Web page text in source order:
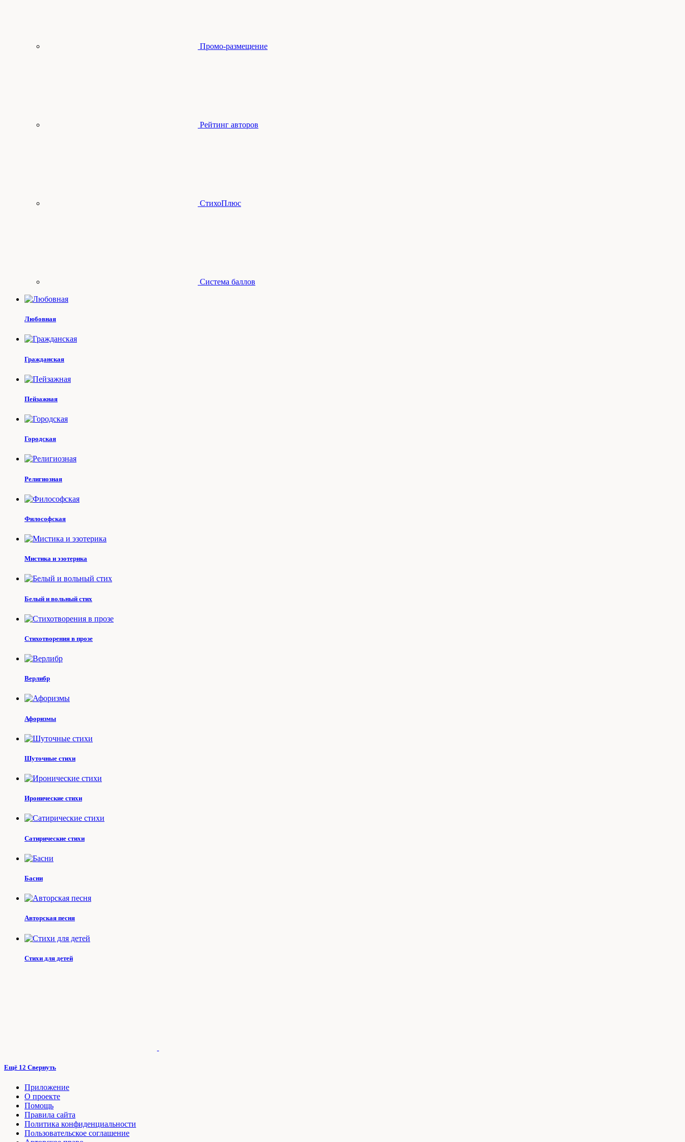
Промо-размещение
Рейтинг авторов
СтихоПлюс
Система баллов
Любовная
Гражданская
Пейзажная
Городская
Религиозная
Философская
Мистика и эзотерика
Белый и вольный стих
Стихотворения в прозе
Верлибр
Афоризмы
Шуточные стихи
Иронические стихи
Сатирические стихи
Басни
Авторская песня
Стихи для детей
Ещё 12 Свернуть
Приложение
О проекте
Помощь
Правила сайта
Политика конфиденциальности
Пользовательское соглашение